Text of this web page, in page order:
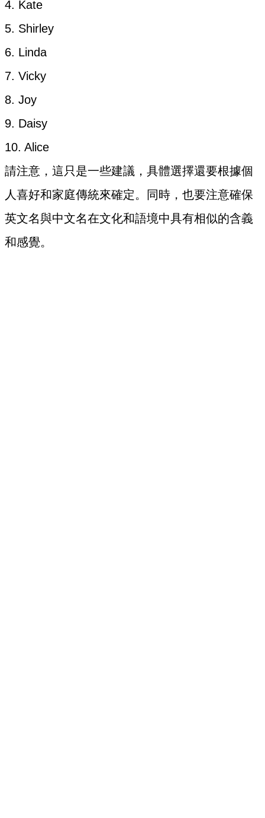
4. Kate
5. Shirley
6. Linda
7. Vicky
8. Joy
9. Daisy
10. Alice
請注意，這只是一些建議，具體選擇還要根據個
人喜好和家庭傳統來確定。同時，也要注意確保
英文名與中文名在文化和語境中具有相似的含義
和感覺。